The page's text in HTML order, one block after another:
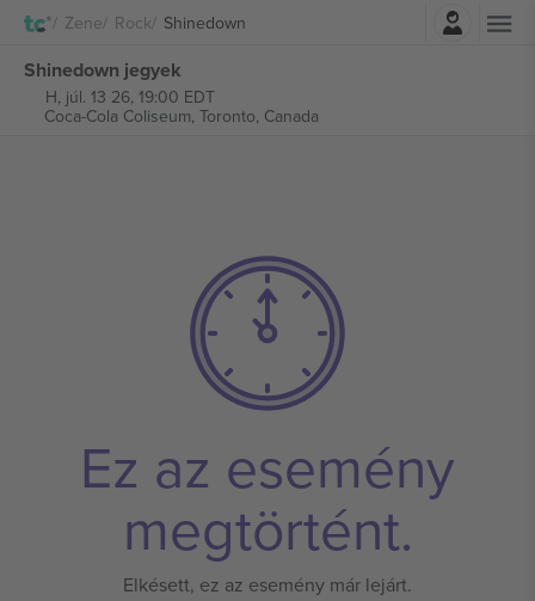
Zene Rock Shinedown
Shinedown jegyek
H, júl. 13 26, 19:00 EDT
Coca-Cola Coliseum, Toronto, Canada
Ez az esemény
megtörtént.
Elkésett, ez az esemény már lejárt.